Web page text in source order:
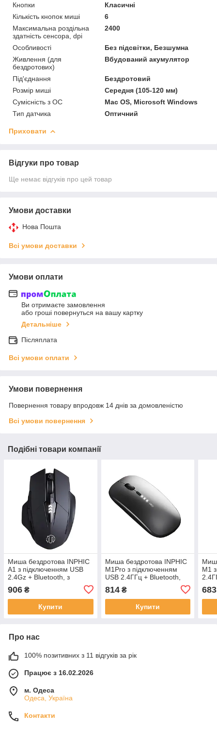
Кнопки
Класичні
Кількість кнопок миші
6
Максимальна роздільна
здатність сенсора, dpi
2400
Особливості
Без підсвітки, Безшумна
Живлення (для
бездротових)
Вбудований акумулятор
Під'єднання
Бездротовий
Розмір миші
Середня (105-120 мм)
Сумісність з ОС
Mac OS, Microsoft Windows
Тип датчика
Оптичний
Приховати
Відгуки про товар
Ще немає відгуків про цей товар
Умови доставки
Нова Пошта
Всі умови доставки
Умови оплати
Ви отримаєте замовлення
або гроші повернуться на вашу картку
Детальніше
Післяплата
Всі умови оплати
Умови повернення
Повернення товару впродовж 14 днів за домовленістю
Всі умови повернення
Подібні товари компанії
Миша бездротова INPHIC
A1 з підключенням USB
2.4Gz + Bluetooth, з
DPI, mate black
906 ₴
Купити
Миша бездротова INPHIC
M1Pro з підключенням
USB 2.4ГГц + Bluetooth,
акумулятором, 2400 DPI,
сірий
814₴
Купити
M1
683
Про нас
100% позитивних з 11 відгуків за рік
Працює з 16.02.2026
м. Одеса
Одеса, Україна
Контакти